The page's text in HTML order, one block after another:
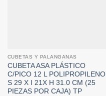
CUBETAS Y PALANGANAS
CUBETA ASA PLÁSTICO
C/PICO 12 L POLIPROPILENO
S 29 X I 21X H 31.0 CM (25
PIEZAS POR CAJA) TP